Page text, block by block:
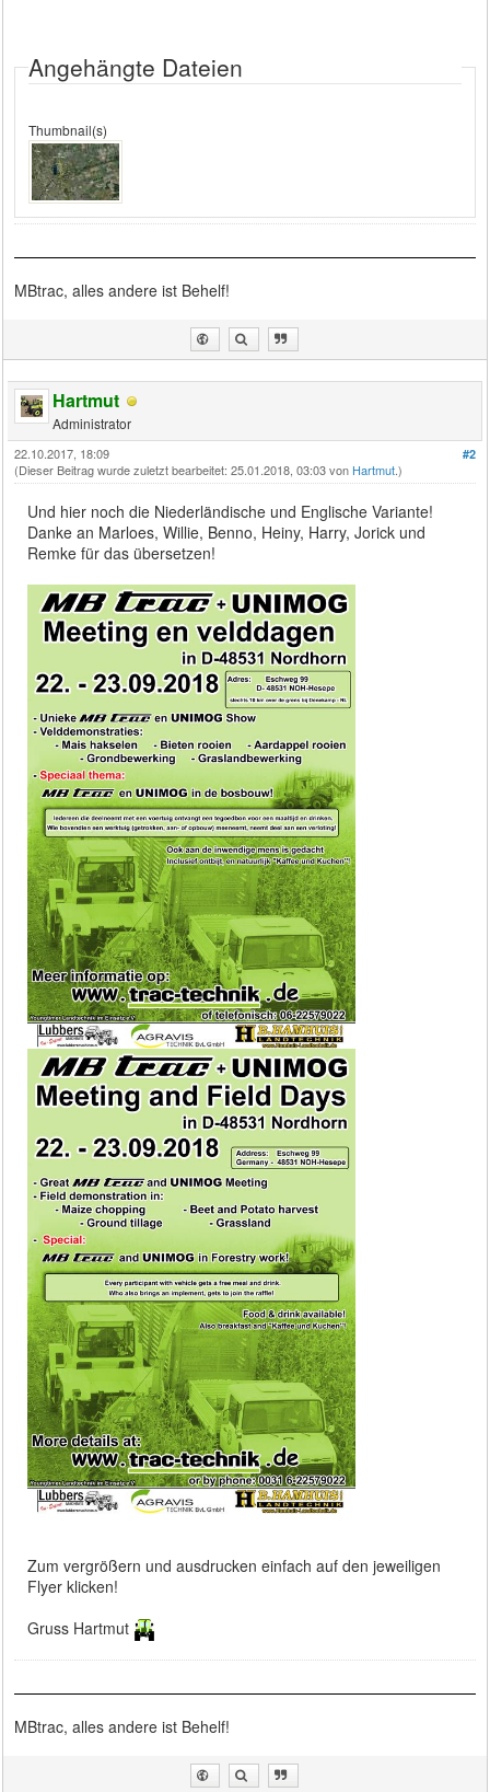
Angehängte Dateien
Thumbnail(s)
MBtrac, alles andere ist Behelf!
Hartmut
Administrator
#2
22.10.2017, 18:09
(Dieser Beitrag wurde zuletzt bearbeitet: 25.01.2018, 03:03 von Hartmut.)
Und hier noch die Niederländische und Englische Variante!
Danke an Marloes, Willie, Benno, Heiny, Harry, Jorick und
Remke für das übersetzen!
Zum vergrößern und ausdrucken einfach auf den jeweiligen
Flyer klicken!
Gruss Hartmut
MBtrac, alles andere ist Behelf!